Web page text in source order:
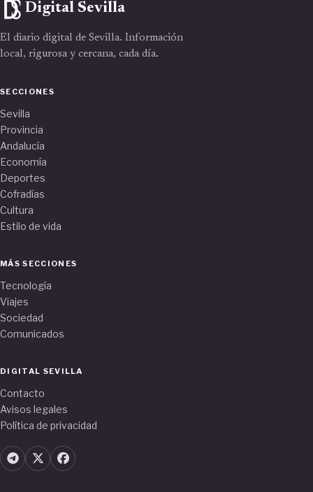
Digital Sevilla
El diario digital de Sevilla. Información
local, rigurosa y cercana, cada día.
SECCIONES
Sevilla
Provincia
Andalucía
Economía
Deportes
Cofradías
Cultura
Estilo de vida
MÁS SECCIONES
Tecnología
Viajes
Sociedad
Comunicados
DIGITAL SEVILLA
Contacto
Avisos legales
Política de privacidad